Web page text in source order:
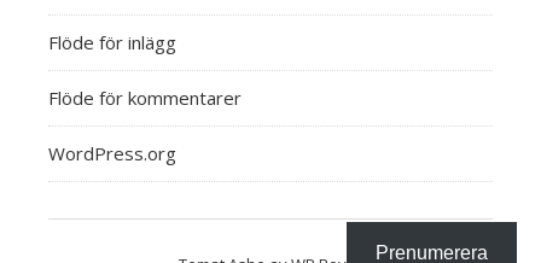
Flöde för inlägg
Flöde för kommentarer
WordPress.org
Prenumerera